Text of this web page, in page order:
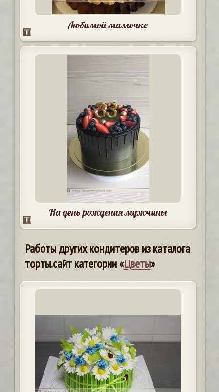
Любимой мамочке
На день рождения мужчины
Работы других кондитеров из каталога
торты.сайт категории «Цветы»